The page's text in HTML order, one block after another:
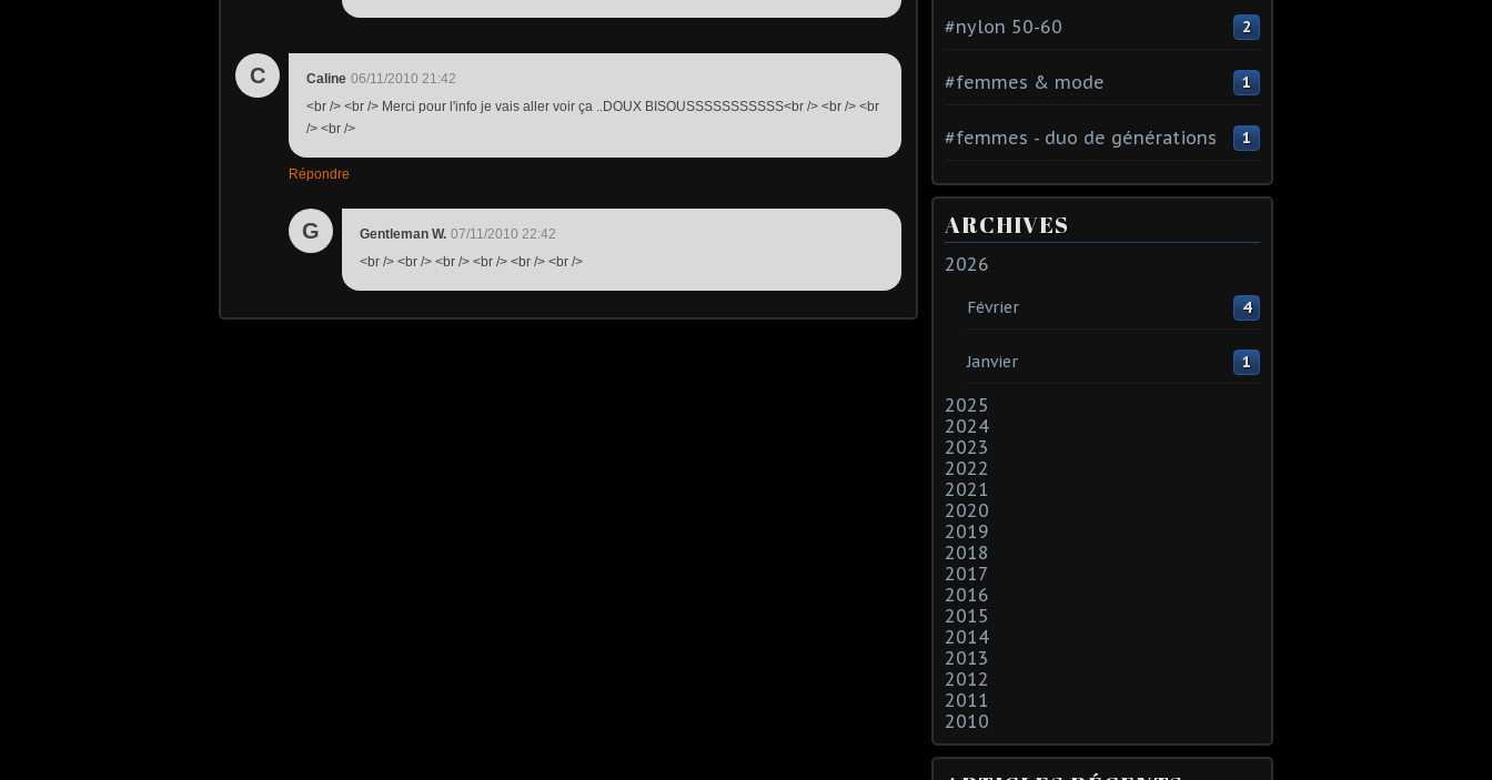
C Caline 06/11/2010 21:42
<br /> <br /> Merci pour l'info je vais aller voir ça ..DOUX BISOUSSSSSSSSSSS<br /> <br /> <br
/> <br />
Répondre
G Gentleman W. 07/11/2010 22:42
<br /> <br /> <br /> <br /> <br /> <br />
#nylon 50-60 2
#femmes & mode 1
#femmes - duo de générations 1
ARCHIVES
2026
Février 4
Janvier 1
2025
2024
2023
2022
2021
2020
2019
2018
2017
2016
2015
2014
2013
2012
2011
2010